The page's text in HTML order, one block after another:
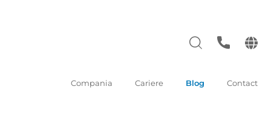
Compania Cariere Blog Contact